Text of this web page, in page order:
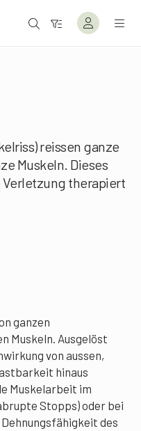
reissen ganze
Muskeln. Dieses
therapiert
ganzen
Muskeln. Ausgelöst
von aussen,
hinaus
Muskelarbeit im
Stopps) oder bei
des